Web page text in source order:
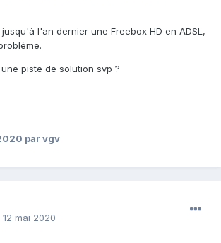
l'an dernier une Freebox HD en ADSL,
piste de solution svp ?
par vgv
12 mai 2020